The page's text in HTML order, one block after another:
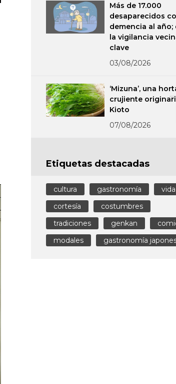
Más de 17.000
desaparecidos
demencia al año;
la vigilancia
clave
03/08/2026
‘Mizuna’, una
crujiente
Kioto
07/08/2026
Etiquetas destacadas
cultura gastronomía
vida
cortesía
costumbres
tradiciones
genkan
modales
gastronomía